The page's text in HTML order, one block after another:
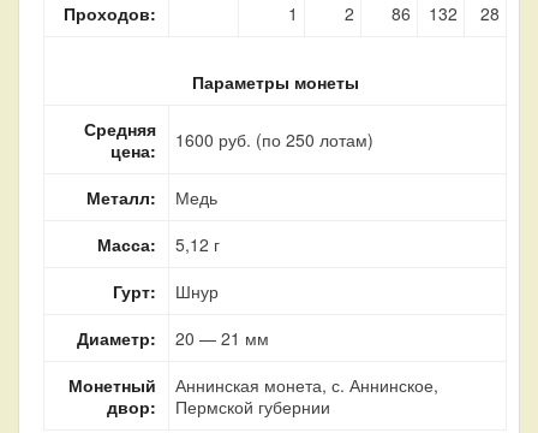
Проходов:
1 2 86 132 28
Параметры монеты
Средняя
цена:
1600 руб. (по 250 лотам)
Металл:
Медь
Масса:
5,12 г
Гурт:
Шнур
Диаметр:
20 — 21 мм
Монетный
двор:
Аннинская монета, с. Аннинское,
Пермской губернии